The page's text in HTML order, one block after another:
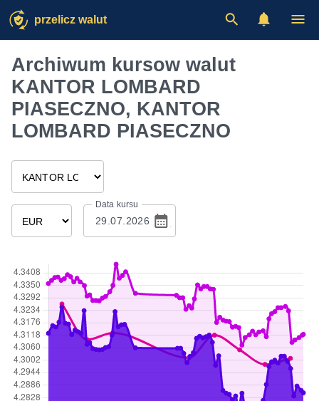
przelicz walut
Archiwum kursow walut
KANTOR LOMBARD
PIASECZNO, KANTOR
LOMBARD PIASECZNO
Data kursu